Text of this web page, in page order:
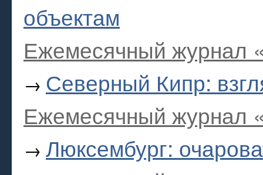
объектам
Ежемесячный журнал
→ Северный Кипр:
Ежемесячный журнал
→ Люксембург: